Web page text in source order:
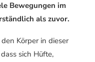
Bewegungen im
als zuvor.
Körper in dieser
sich Hüfte,